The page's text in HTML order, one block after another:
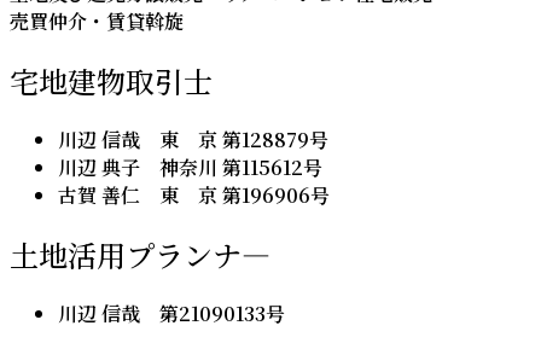
売買仲介・賃貸斡旋
宅地建物取引士
川辺 信哉 東 京 第128879号
川辺 典子 神奈川 第115612号
古賀 善仁 東 京 第196906号
土地活用プランナ―
川辺 信哉 第21090133号